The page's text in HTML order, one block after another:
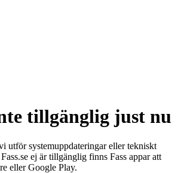
tillgänglig just nu
utför systemuppdateringar eller tekniskt
ej är tillgänglig finns Fass appar att
eller Google Play.